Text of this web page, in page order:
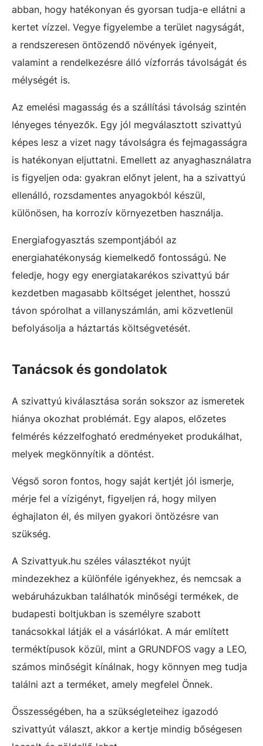
abban, hogy hatékonyan és gyorsan tudja-e ellátni a
kertet vízzel. Vegye figyelembe a terület nagyságát,
a rendszeresen öntözendő növények igényeit,
valamint a rendelkezésre álló vízforrás távolságát és
mélységét is.
Az emelési magasság és a szállítási távolság szintén
lényeges tényezők. Egy jól megválasztott szivattyú
képes lesz a vizet nagy távolságra és fejmagasságra
is hatékonyan eljuttatni. Emellett az anyaghasználatra
is figyeljen oda: gyakran előnyt jelent, ha a szivattyú
ellenálló, rozsdamentes anyagokból készül,
különösen, ha korrozív környezetben használja.
Energiafogyasztás szempontjából az
energiahatékonyság kiemelkedő fontosságú. Ne
feledje, hogy egy energiatakarékos szivattyú bár
kezdetben magasabb költséget jelenthet, hosszú
távon spórolhat a villanyszámlán, ami közvetlenül
befolyásolja a háztartás költségvetését.
Tanácsok és gondolatok
A szivattyú kiválasztása során sokszor az ismeretek
hiánya okozhat problémát. Egy alapos, előzetes
felmérés kézzelfogható eredményeket produkálhat,
melyek megkönnyítik a döntést.
Végső soron fontos, hogy saját kertjét jól ismerje,
mérje fel a vízigényt, figyeljen rá, hogy milyen
éghajlaton él, és milyen gyakori öntözésre van
szükség.
A Szivattyuk.hu széles választékot nyújt
mindezekhez a különféle igényekhez, és nemcsak a
webáruházukban találhatók minőségi termékek, de
budapesti boltjukban is személyre szabott
tanácsokkal látják el a vásárlókat. A már említett
terméktípusok közül, mint a GRUNDFOS vagy a LEO,
számos minőségit kínálnak, hogy könnyen meg tudja
találni azt a terméket, amely megfelel Önnek.
Összességében, ha a szükségleteihez igazodó
szivattyút választ, akkor a kertje mindig bőségesen